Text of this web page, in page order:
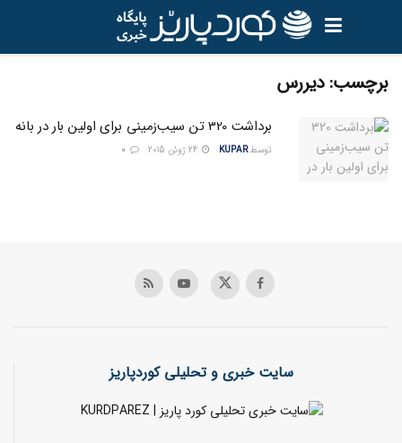
برچسب:ديررس
برداشت 320 تن سیب‌زمینی برای اولین بار در بانه
توسط KUPAR
سایت خبری و تحلیلی کوردپاریز